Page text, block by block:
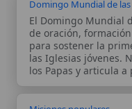
comunidades ya
principal de reavivar la
religiosas, convertir a
Autor:
editorial de